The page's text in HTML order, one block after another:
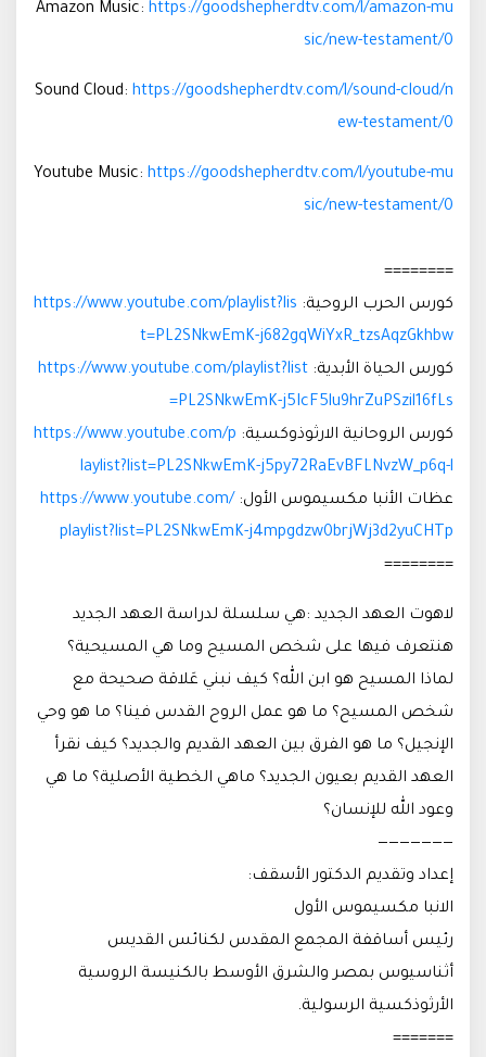
Amazon Music: https://goodshepherdtv.com/l/amazon-mu
sic/new-testament/0
Sound Cloud: https://goodshepherdtv.com/l/sound-cloud/n
ew-testament/0
Youtube Music: https://goodshepherdtv.com/l/youtube-mu
sic/new-testament/0
========
كورس الحرب الروحية: https://www.youtube.com/playlist?lis
t=PL2SNkwEmK-j682gqWiYxR_tzsAqzGkhbw
كورس الحياة الأبدية: https://www.youtube.com/playlist?list
=PL2SNkwEmK-j5IcF5lu9hrZuPSzil16fLs
كورس الروحانية الارثوذوكسية: https://www.youtube.com/p
laylist?list=PL2SNkwEmK-j5py72RaEvBFLNvzW_p6q-l
عظات الأنبا مكسيموس الأول: https://www.youtube.com/
playlist?list=PL2SNkwEmK-j4mpgdzw0brjWj3d2yuCHTp
========
لاهوت العهد الجديد :هي سلسلة لدراسة العهد الجديد
هنتعرف فيها على شخص المسيح وما هي المسيحية؟
لماذا المسيح هو ابن الله؟ كيف نبني عَلاقة صحيحة مع
شخص المسيح؟ ما هو عمل الروح القدس فينا؟ ما هو وحي
الإنجيل؟ ما هو الفرق بين العهد القديم والجديد؟ كيف نقرأ
العهد القديم بعيون الجديد؟ ماهي الخطية الأصلية؟ ما هي
وعود الله للإنسان؟
———————
إعداد وتقديم الدكتور الأسقف:
الانبا مكسيموس الأول
رئيس أساقفة المجمع المقدس لكنائس القديس
أثناسيوس بمصر والشرق الأوسط بالكنيسة الروسية
الأرثوذكسية الرسولية.
=======